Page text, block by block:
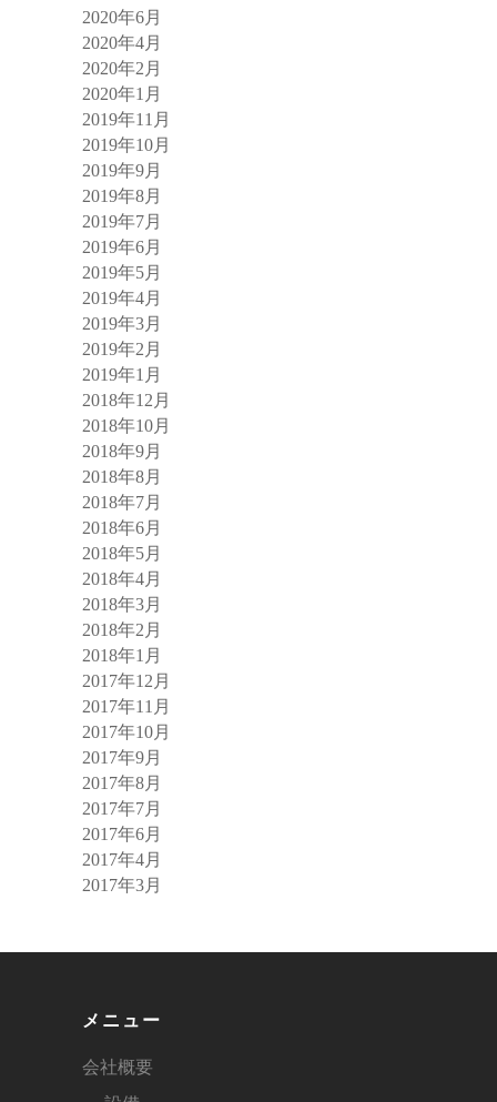
2020年6月
2020年4月
2020年2月
2020年1月
2019年11月
2019年10月
2019年9月
2019年8月
2019年7月
2019年6月
2019年5月
2019年4月
2019年3月
2019年2月
2019年1月
2018年12月
2018年10月
2018年9月
2018年8月
2018年7月
2018年6月
2018年5月
2018年4月
2018年3月
2018年2月
2018年1月
2017年12月
2017年11月
2017年10月
2017年9月
2017年8月
2017年7月
2017年6月
2017年4月
2017年3月
メニュー
会社概要